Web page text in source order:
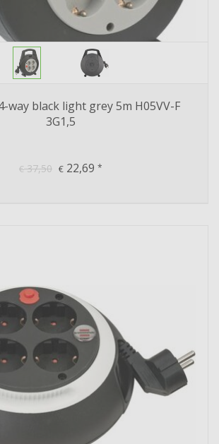
way black light grey 5m H05VV-F
3G1,5
€37,50 € 22,69 *